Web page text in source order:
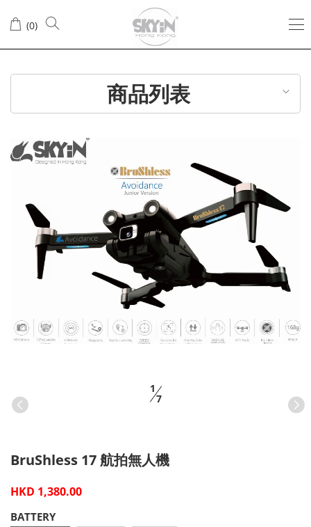
(0)
商品列表
1
7
BruShless 17 航拍無人機
HKD 1,380.00
BATTERY